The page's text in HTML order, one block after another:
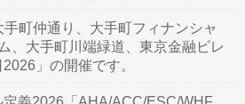
町仲通り、大手町フィナンシャ
、大手町川端緑道、東京金融ビレ
」の開催です。